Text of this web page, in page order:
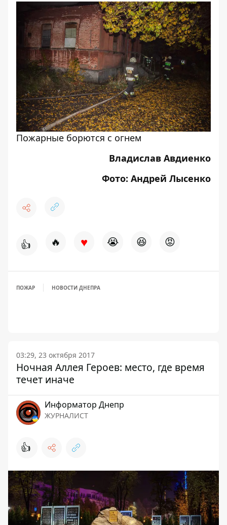
Пожарные борются с огнем
Владислав Авдиенко
Фото: Андрей Лысенко
👍 🔥 ♥ 😭 😆 😡
ПОЖАР НОВОСТИ ДНЕПРА
03:29, 23 октября 2017
Ночная Аллея Героев: место, где время
течет иначе
Информатор Днепр
ЖУРНАЛИСТ
👍